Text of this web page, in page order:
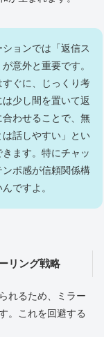
ョンでは「返信ス
意外と重要です。
ぐに、じっくり考
少し間を置いて返
わせることで、無
話しやすい」とい
ます。特にチャッ
ンポ感が信頼関係構
ですよ。
リング戦略
れるため、ミラー
。これを回避する